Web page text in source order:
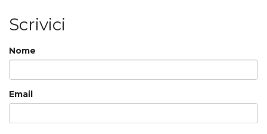
Scrivici
Nome
Email